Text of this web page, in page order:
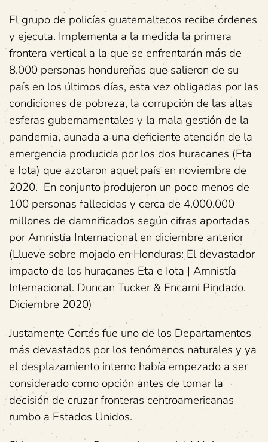
El grupo de policías guatemaltecos recibe órdenes
y ejecuta. Implementa a la medida la primera
frontera vertical a la que se enfrentarán más de
8.000 personas hondureñas que salieron de su
país en los últimos días, esta vez obligadas por las
condiciones de pobreza, la corrupción de las altas
esferas gubernamentales y la mala gestión de la
pandemia, aunada a una deficiente atención de la
emergencia producida por los dos huracanes (Eta
e Iota) que azotaron aquel país en noviembre de
2020. En conjunto produjeron un poco menos de
100 personas fallecidas y cerca de 4.000.000
millones de damnificados según cifras aportadas
por Amnistía Internacional en diciembre anterior
(Llueve sobre mojado en Honduras: El devastador
impacto de los huracanes Eta e Iota | Amnistía
Internacional. Duncan Tucker & Encarni Pindado.
Diciembre 2020)
Justamente Cortés fue uno de los Departamentos
más devastados por los fenómenos naturales y ya
el desplazamiento interno había empezado a ser
considerado como opción antes de tomar la
decisión de cruzar fronteras centroamericanas
rumbo a Estados Unidos.